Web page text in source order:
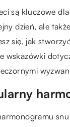
są kluczowe
dzień, ale
się, jak
wskazówki